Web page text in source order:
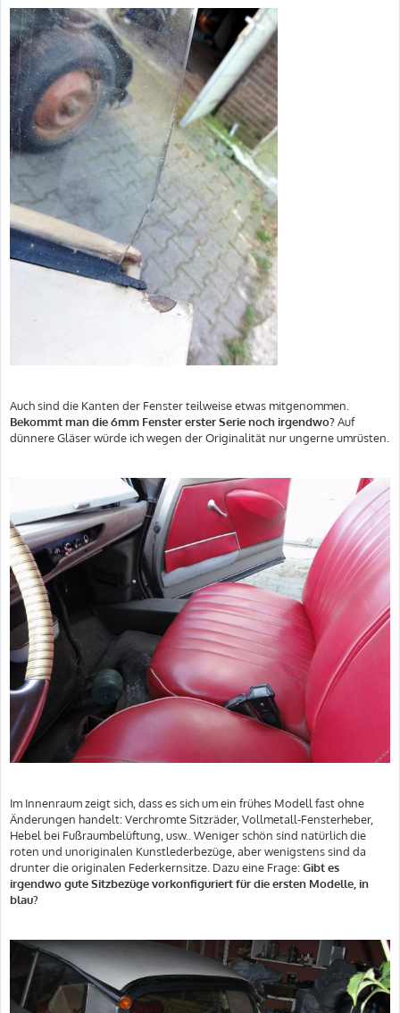
Auch sind die Kanten der Fenster teilweise etwas mitgenommen.
Bekommt man die 6mm Fenster erster Serie noch irgendwo?Auf
dünnere Gläser würde ich wegen der Originalität nur ungerne umrüsten.
Im Innenraum zeigt sich, dass es sich um ein frühes Modell fast ohne
Änderungen handelt: Verchromte Sitzräder, Vollmetall-Fensterheber,
Hebel bei Fußraumbelüftung, usw.. Weniger schön sind natürlich die
roten und unoriginalen Kunstlederbezüge, aber wenigstens sind da
drunter die originalen Federkernsitze. Dazu eine Frage:Gibt es
irgendwo gute Sitzbezüge vorkonfiguriert für die ersten Modelle, in
blau?